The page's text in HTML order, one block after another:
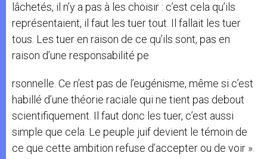
lâchetés, il n’y a pas à les choisir : c’est cela qu’ils
représentaient, il faut les tuer tout. Il fallait les tuer
tous. Les tuer en raison de ce qu’ils sont, pas en
raison d’une responsabilité pe
rsonnelle. Ce n’est pas de l’eugénisme, même si c’est
habillé d’une théorie raciale qui ne tient pas debout
scientifiquement. Il faut donc les tuer, c’est aussi
simple que cela. Le peuple juif devient le témoin de
ce que cette ambition refuse d’accepter ou de voir ».